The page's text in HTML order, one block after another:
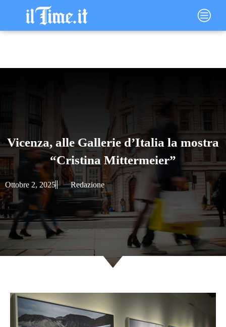
contenuto
Main
Menu
Vicenza, alle Gallerie d’Italia la mostra
“Cristina Mittermeier”
Ottobre 2, 2025 Redazione